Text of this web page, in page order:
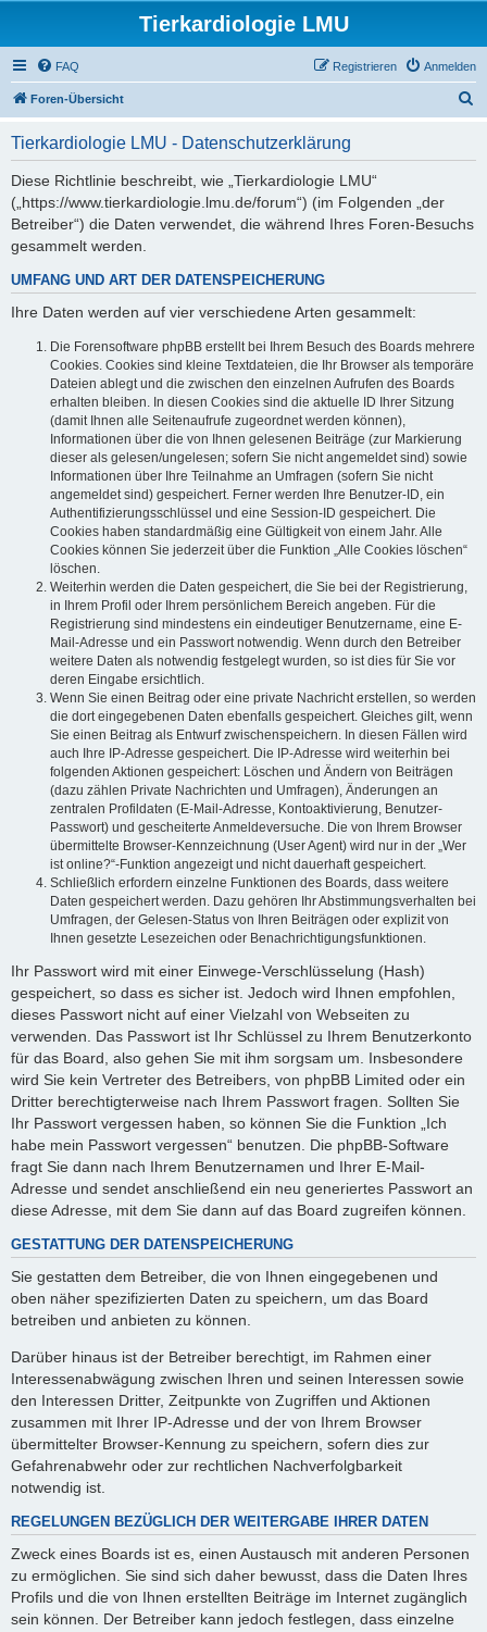
Tierkardiologie LMU
FAQ Anmelden
Registrieren
Foren-Übersicht
Tierkardiologie LMU - Datenschutzerklärung
Diese Richtlinie beschreibt, wie „Tierkardiologie LMU“
(„https://www.tierkardiologie.lmu.de/forum“) (im Folgenden „der
Betreiber“) die Daten verwendet, die während Ihres Foren-Besuchs
gesammelt werden.
UMFANG UND ART DER DATENSPEICHERUNG
Ihre Daten werden auf vier verschiedene Arten gesammelt:
Die Forensoftware phpBB erstellt bei Ihrem Besuch des Boards mehrere
Cookies. Cookies sind kleine Textdateien, die Ihr Browser als temporäre
Dateien ablegt und die zwischen den einzelnen Aufrufen des Boards
erhalten bleiben. In diesen Cookies sind die aktuelle ID Ihrer Sitzung
(damit Ihnen alle Seitenaufrufe zugeordnet werden können),
Informationen über die von Ihnen gelesenen Beiträge (zur Markierung
dieser als gelesen/ungelesen; sofern Sie nicht angemeldet sind) sowie
Informationen über Ihre Teilnahme an Umfragen (sofern Sie nicht
angemeldet sind) gespeichert. Ferner werden Ihre Benutzer-ID, ein
Authentifizierungsschlüssel und eine Session-ID gespeichert. Die
Cookies haben standardmäßig eine Gültigkeit von einem Jahr. Alle
Cookies können Sie jederzeit über die Funktion „Alle Cookies löschen“
löschen.
Weiterhin werden die Daten gespeichert, die Sie bei der Registrierung,
in Ihrem Profil oder Ihrem persönlichem Bereich angeben. Für die
Registrierung sind mindestens ein eindeutiger Benutzername, eine E-
Mail-Adresse und ein Passwort notwendig. Wenn durch den Betreiber
weitere Daten als notwendig festgelegt wurden, so ist dies für Sie vor
deren Eingabe ersichtlich.
Wenn Sie einen Beitrag oder eine private Nachricht erstellen, so werden
die dort eingegebenen Daten ebenfalls gespeichert. Gleiches gilt, wenn
Sie einen Beitrag als Entwurf zwischenspeichern. In diesen Fällen wird
auch Ihre IP-Adresse gespeichert. Die IP-Adresse wird weiterhin bei
folgenden Aktionen gespeichert: Löschen und Ändern von Beiträgen
(dazu zählen Private Nachrichten und Umfragen), Änderungen an
zentralen Profildaten (E-Mail-Adresse, Kontoaktivierung, Benutzer-
Passwort) und gescheiterte Anmeldeversuche. Die von Ihrem Browser
übermittelte Browser-Kennzeichnung (User Agent) wird nur in der „Wer
ist online?“-Funktion angezeigt und nicht dauerhaft gespeichert.
Schließlich erfordern einzelne Funktionen des Boards, dass weitere
Daten gespeichert werden. Dazu gehören Ihr Abstimmungsverhalten bei
Umfragen, der Gelesen-Status von Ihren Beiträgen oder explizit von
Ihnen gesetzte Lesezeichen oder Benachrichtigungsfunktionen.
Ihr Passwort wird mit einer Einwege-Verschlüsselung (Hash)
gespeichert, so dass es sicher ist. Jedoch wird Ihnen empfohlen,
dieses Passwort nicht auf einer Vielzahl von Webseiten zu
verwenden. Das Passwort ist Ihr Schlüssel zu Ihrem Benutzerkonto
für das Board, also gehen Sie mit ihm sorgsam um. Insbesondere
wird Sie kein Vertreter des Betreibers, von phpBB Limited oder ein
Dritter berechtigterweise nach Ihrem Passwort fragen. Sollten Sie
Ihr Passwort vergessen haben, so können Sie die Funktion „Ich
habe mein Passwort vergessen“ benutzen. Die phpBB-Software
fragt Sie dann nach Ihrem Benutzernamen und Ihrer E-Mail-
Adresse und sendet anschließend ein neu generiertes Passwort an
diese Adresse, mit dem Sie dann auf das Board zugreifen können.
GESTATTUNG DER DATENSPEICHERUNG
Sie gestatten dem Betreiber, die von Ihnen eingegebenen und
oben näher spezifizierten Daten zu speichern, um das Board
betreiben und anbieten zu können.
Darüber hinaus ist der Betreiber berechtigt, im Rahmen einer
Interessenabwägung zwischen Ihren und seinen Interessen sowie
den Interessen Dritter, Zeitpunkte von Zugriffen und Aktionen
zusammen mit Ihrer IP-Adresse und der von Ihrem Browser
übermittelter Browser-Kennung zu speichern, sofern dies zur
Gefahrenabwehr oder zur rechtlichen Nachverfolgbarkeit
notwendig ist.
REGELUNGEN BEZÜGLICH DER WEITERGABE IHRER DATEN
Zweck eines Boards ist es, einen Austausch mit anderen Personen
zu ermöglichen. Sie sind sich daher bewusst, dass die Daten Ihres
Profils und die von Ihnen erstellten Beiträge im Internet zugänglich
sein können. Der Betreiber kann jedoch festlegen, dass einzelne